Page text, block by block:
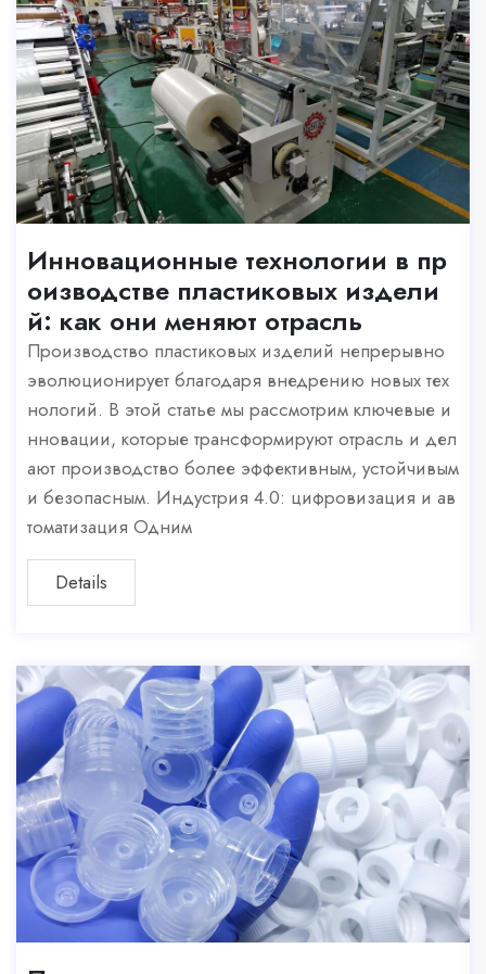
Инновационные технологии в пр
оизводстве пластиковых издели
й: как они меняют отрасль
Производство пластиковых изделий непрерывно
эволюционирует благодаря внедрению новых тех
нологий. В этой статье мы рассмотрим ключевые и
нновации, которые трансформируют отрасль и дел
ают производство более эффективным, устойчивым
и безопасным. Индустрия 4.0: цифровизация и ав
томатизация Одним
Details